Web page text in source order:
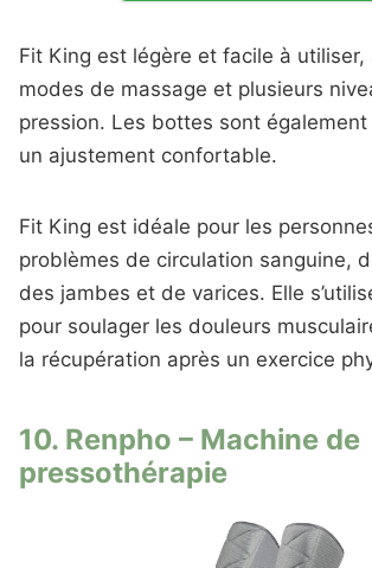
Fit King est légère et facile à utiliser,
modes de massage et plusieurs
pression. Les bottes sont
un ajustement confortable.
Fit King est idéale pour les
problèmes de circulation sanguine,
des jambes et de varices. Elle
pour soulager les douleurs
la récupération après un exercice
10. Renpho – Machine de
pressothérapie